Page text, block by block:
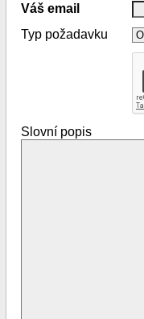
Váš email
Typ požadavku
Slovní popis